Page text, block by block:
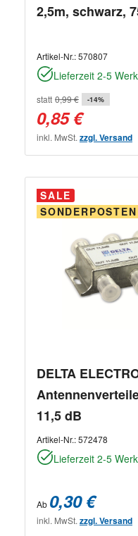
2,5m, schwarz,
Artikel-Nr.:570807
Lieferzeit 2-5
statt 0,99 € -14%
0,85 €
inkl. MwSt. zzgl. Versand
SALE
SONDERPOSTEN
DELTA
11,5 dB
Artikel-Nr.:572478
Lieferzeit 2-5
Ab 0,30 €
inkl. MwSt. zzgl. Versand